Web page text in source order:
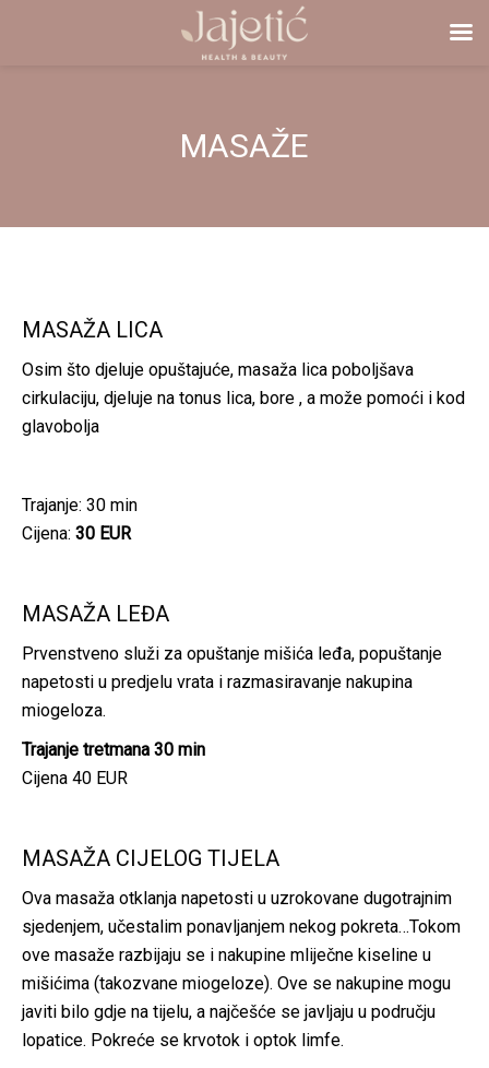
MASAŽE
MASAŽA LICA
Osim što djeluje opuštajuće, masaža lica poboljšava
cirkulaciju, djeluje na tonus lica, bore , a može pomoći i kod
glavobolja
Trajanje: 30 min
Cijena: 30 EUR
MASAŽA LEĐA
Prvenstveno služi za opuštanje mišića leđa, popuštanje
napetosti u predjelu vrata i razmasiravanje nakupina
miogeloza.
Trajanje tretmana 30 min
Cijena 40 EUR
MASAŽA CIJELOG TIJELA
Ova masaža otklanja napetosti u uzrokovane dugotrajnim
sjedenjem, učestalim ponavljanjem nekog pokreta…Tokom
ove masaže razbijaju se i nakupine mliječne kiseline u
mišićima (takozvane miogeloze). Ove se nakupine mogu
javiti bilo gdje na tijelu, a najčešće se javljaju u području
lopatice. Pokreće se krvotok i optok limfe.